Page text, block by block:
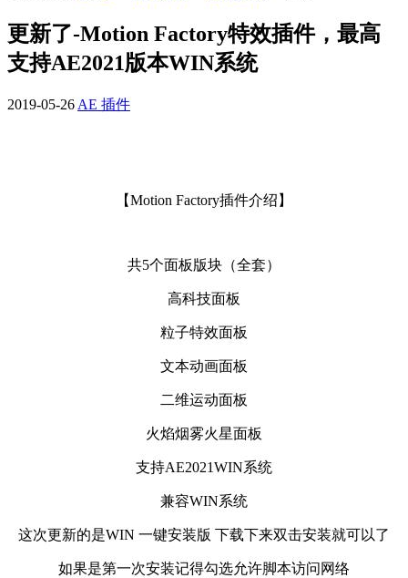
更新了-Motion Factory特效插件，最高
支持AE2021版本WIN系统
2019-05-26 AE 插件
【Motion Factory插件介绍】
共5个面板版块（全套）
高科技面板
粒子特效面板
文本动画面板
二维运动面板
火焰烟雾火星面板
支持AE2021WIN系统
兼容WIN系统
这次更新的是WIN 一键安装版 下载下来双击安装就可以了
如果是第一次安装记得勾选允许脚本访问网络